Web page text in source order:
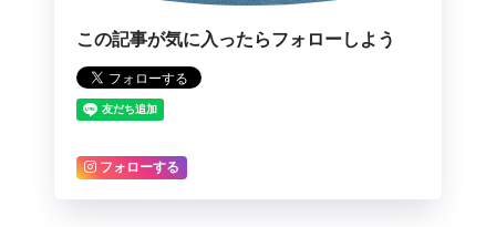
この記事が気に入ったらフォローしよう
フォローする